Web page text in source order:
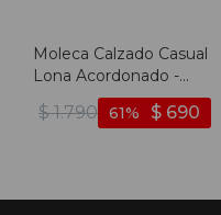
Moleca Calzado Casual
Lona Acordonado -
Jean-blanco
$ 1.790 $ 690
61